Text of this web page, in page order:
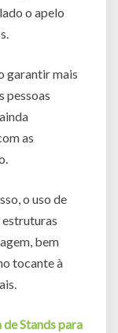
o apelo
garantir mais
pessoas
as
o uso de
estruturas
bem
tocante à
Stands para